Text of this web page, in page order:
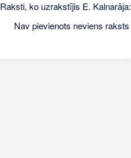
Raksti, ko uzrakstījis E. Kalnarāja:
Nav pievienots neviens raksts